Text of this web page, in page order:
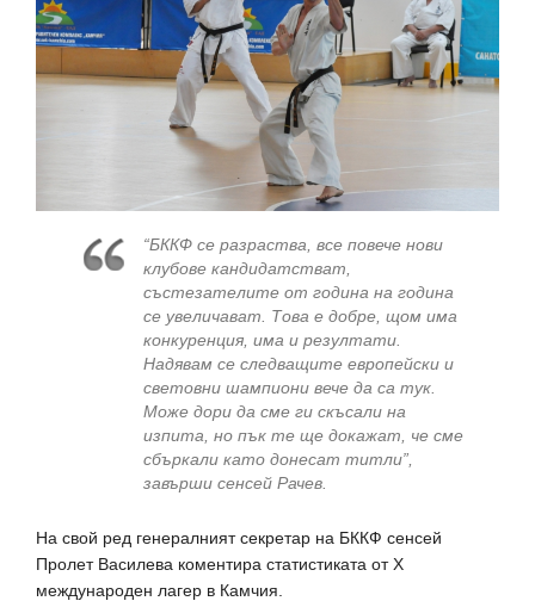
“БККФ се разраства, все повече нови
клубове кандидатстват,
състезателите от година на година
се увеличават. Това е добре, щом има
конкуренция, има и резултати.
Надявам се следващите европейски и
световни шампиони вече да са тук.
Може дори да сме ги скъсали на
изпита, но пък те ще докажат, че сме
сбъркали като донесат титли”,
завърши сенсей Рачев.
На свой ред генералният секретар на БККФ сенсей
Пролет Василева коментира статистиката от Х
международен лагер в Камчия.